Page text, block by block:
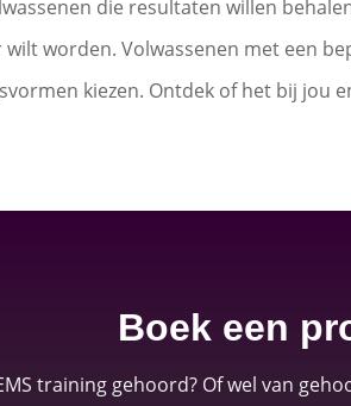
die resultaten willen
worden. Volwassenen met een
kiezen. Ontdek of het bij jou
Boek een
training gehoord? Of wel van